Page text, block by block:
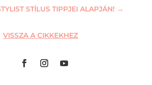
STÍLUS TIPPJEI ALAPJÁN! →
VISSZA A CIKKEKHEZ